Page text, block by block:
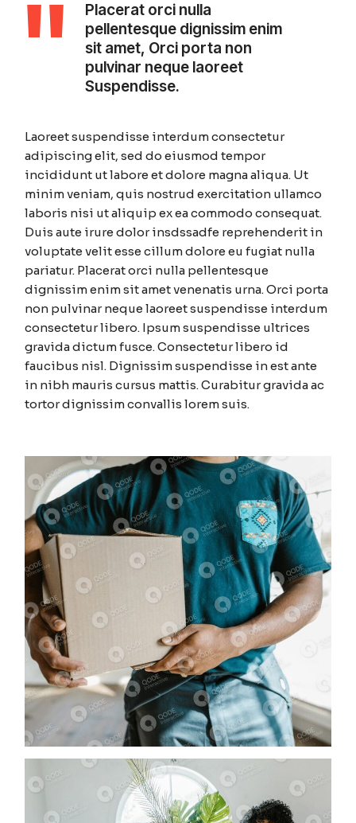
Placerat orci nulla
pellentesque dignissim enim
sit amet, Orci porta non
pulvinar neque laoreet
Suspendisse.
Laoreet suspendisse interdum consectetur
adipiscing elit, sed do eiusmod tempor
incididunt ut labore et dolore magna aliqua. Ut
minim veniam, quis nostrud exercitation ullamco
laboris nisi ut aliquip ex ea commodo consequat.
Duis aute irure dolor insdssadfe reprehenderit in
voluptate velit esse cillum dolore eu fugiat nulla
pariatur. Placerat orci nulla pellentesque
dignissim enim sit amet venenatis urna. Orci porta
non pulvinar neque laoreet suspendisse interdum
consectetur libero. Ipsum suspendisse ultrices
gravida dictum fusce. Consectetur libero id
faucibus nisl. Dignissim suspendisse in est ante
in nibh mauris cursus mattis. Curabitur gravida ac
tortor dignissim convallis lorem suis.